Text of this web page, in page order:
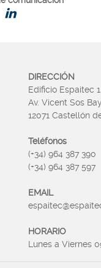
DIRECCIÓN
Edificio Espaitec
Av. Vicent Sos
12071 Castellón
Teléfonos
(+34) 964 387 390
(+34) 964 387 597
EMAIL
HORARIO
Lunes a Viernes